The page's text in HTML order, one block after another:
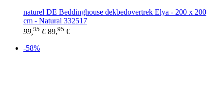
naturel DE Beddinghouse dekbedovertrek Elya - 200 x 200
cm - Natural 332517
99, 95 €89,95 €
-58%